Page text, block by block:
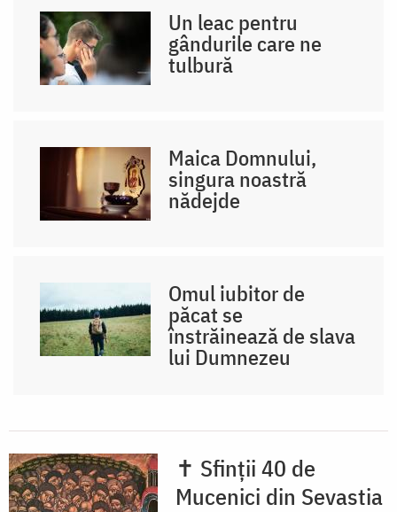
Un leac pentru
gândurile care ne
tulbură
Maica Domnului,
singura noastră
nădejde
Omul iubitor de
păcat se
înstrăinează de slava
lui Dumnezeu
✝ Sfinții 40 de
Mucenici din Sevastia